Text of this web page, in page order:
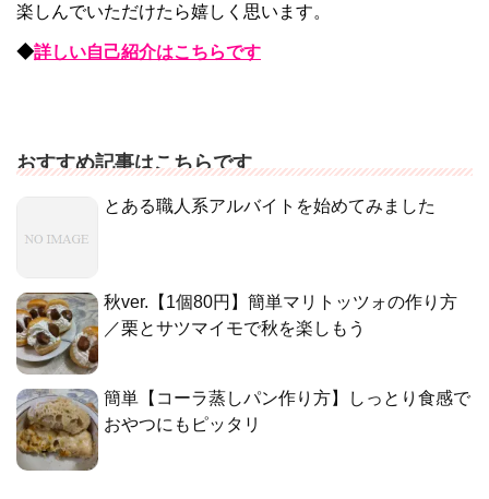
楽しんでいただけたら嬉しく思います。
◆詳しい自己紹介はこちらです
おすすめ記事はこちらです
とある職人系アルバイトを始めてみました
秋ver.【1個80円】簡単マリトッツォの作り方
／栗とサツマイモで秋を楽しもう
簡単【コーラ蒸しパン作り方】しっとり食感で
おやつにもピッタリ